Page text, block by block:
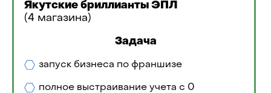
Якутские бриллианты ЭПЛ
(4 магазина)
Задача
запуск бизнеса по франшизе
полное выстраивание учета с 0